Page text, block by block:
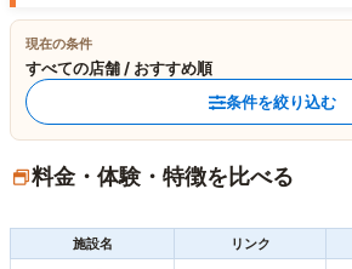
現在の条件
すべての店舗 / おすすめ順
条件を絞り込む
料金・体験・特徴を比べる
施設名
リンク